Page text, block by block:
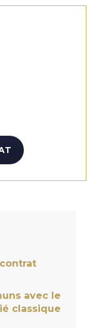
avec le
classique